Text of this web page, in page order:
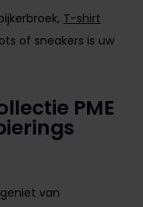
T-shirt
of sneakers is uw
PME
van